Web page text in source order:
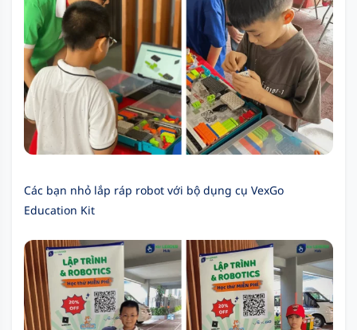
Các bạn nhỏ lắp ráp robot với bộ dụng cụ VexGo
Education Kit